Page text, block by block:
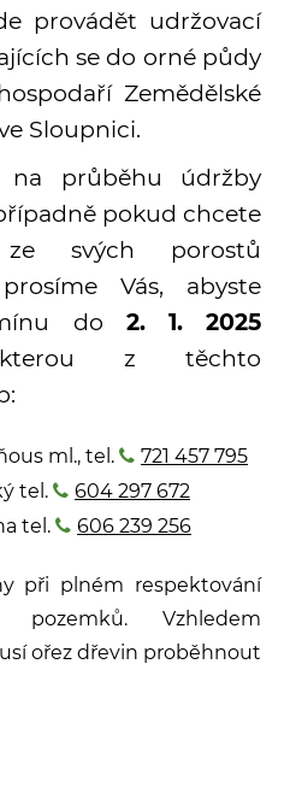
provádět udržovací
se do orné půdy
Zemědělské
Sloupnici.
na průběhu údržby
pokud chcete
svých porostů
Vás, abyste
do 2. 1. 2025
z těchto
ml., tel.
721 457 795
tel.
604 297 672
tel.
606 239 256
při plném respektování
pozemků. Vzhledem
ořez dřevin proběhnout